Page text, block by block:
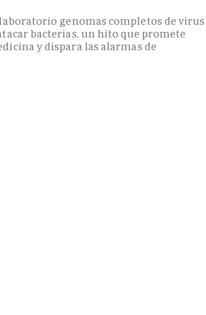
genomas completos de virus
bacterias, un hito que promete
y dispara las alarmas de